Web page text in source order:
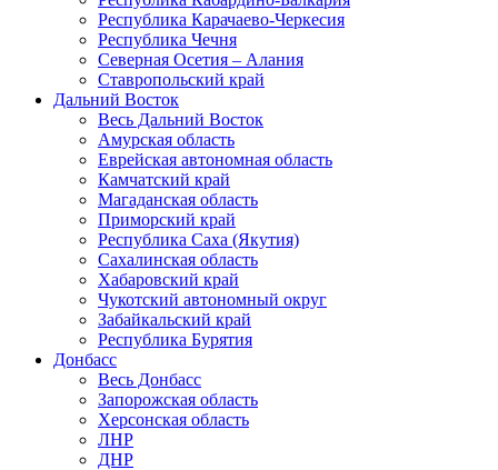
Республика Карачаево-Черкесия
Республика Чечня
Северная Осетия – Алания
Ставропольский край
Дальний Восток
Весь Дальний Восток
Амурская область
Еврейская автономная область
Камчатский край
Магаданская область
Приморский край
Республика Саха (Якутия)
Сахалинская область
Хабаровский край
Чукотский автономный округ
Забайкальский край
Республика Бурятия
Донбасс
Весь Донбасс
Запорожская область
Херсонская область
ЛНР
ДНР